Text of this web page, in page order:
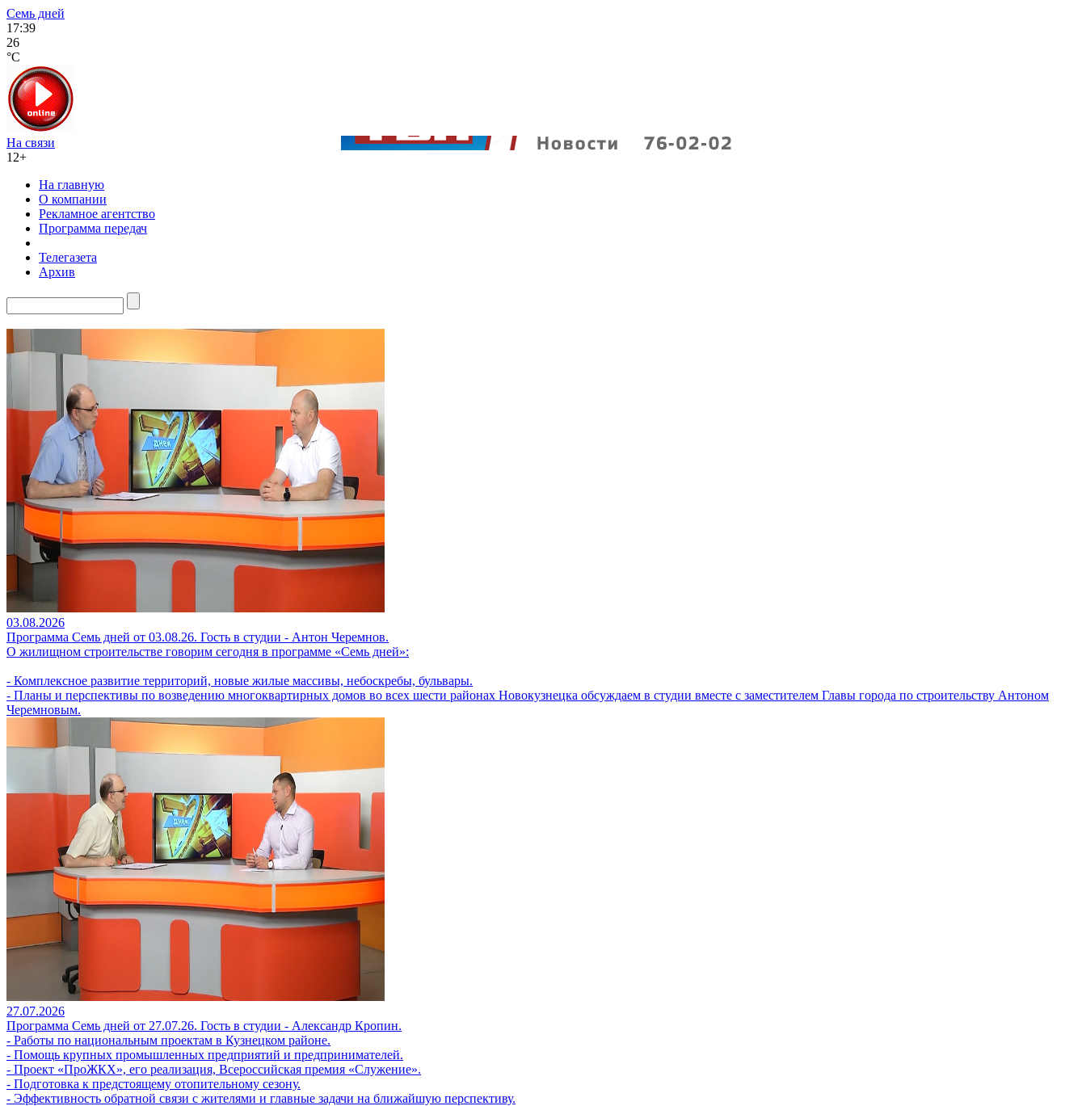
Семь дней
17:39
26
°C
На связи
12+
На главную
О компании
Рекламное агентство
Программа передач
Телегазета
Архив
03.08.2026
Программа Семь дней от 03.08.26. Гость в студии - Антон Черемнов.
О жилищном строительстве говорим сегодня в программе «Семь дней»:
- Комплексное развитие территорий, новые жилые массивы, небоскребы, бульвары.
- Планы и перспективы по возведению многоквартирных домов во всех шести районах Новокузнецка обсуждаем в студии вместе с заместителем Главы города по строительству Антоном
Черемновым.
27.07.2026
Программа Семь дней от 27.07.26. Гость в студии - Александр Кропин.
- Работы по национальным проектам в Кузнецком районе.
- Помощь крупных промышленных предприятий и предпринимателей.
- Проект «ПроЖКХ», его реализация, Всероссийская премия «Служение».
- Подготовка к предстоящему отопительному сезону.
- Эффективность обратной связи с жителями и главные задачи на ближайшую перспективу.